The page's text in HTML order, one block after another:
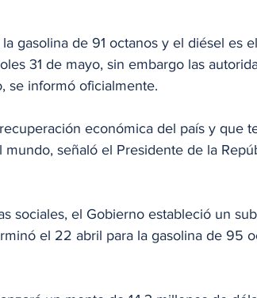
gasolina de 91 octanos y el diésel es
31 de mayo, sin embargo las
se informó oficialmente.
económica del país y que
mundo, señaló el Presidente de la
sociales, el Gobierno estableció un
el 22 abril para la gasolina de 95